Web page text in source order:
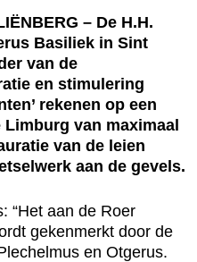
– De H.H.
Basiliek in Sint
van de
en stimulering
rekenen op een
van maximaal
van de leien
aan de gevels.
“Het aan de Roer
gekenmerkt door de
en Otgerus.